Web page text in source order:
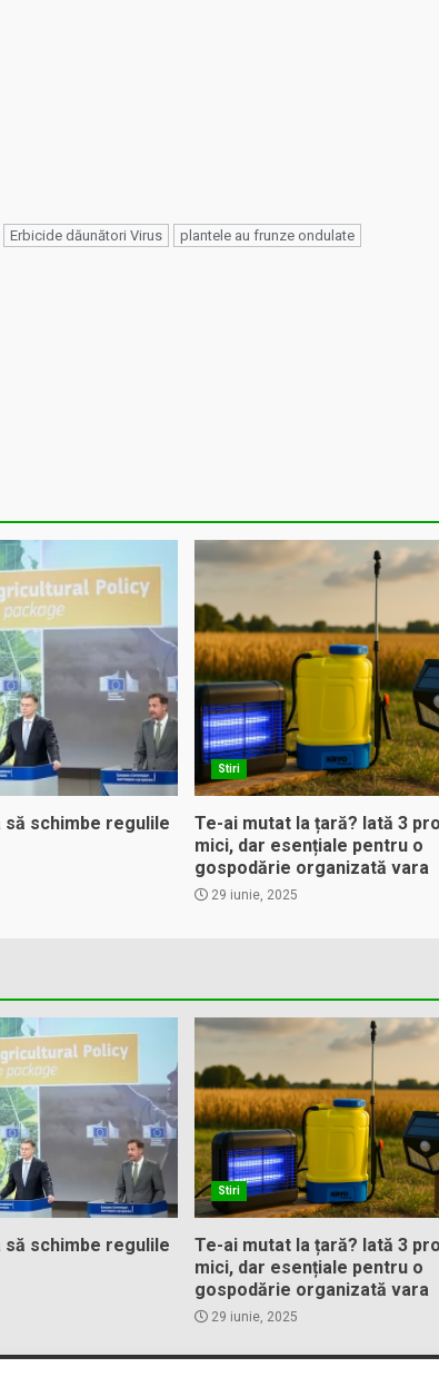
Erbicide dăunători Virus plantele au frunze ondulate
să schimbe regulile
Stiri
Te-ai mutat la țară? Iată 3
mici, dar esențiale pentru o
gospodărie organizată vara
29 iunie, 2025
să schimbe regulile
Stiri
Te-ai mutat la țară? Iată 3
mici, dar esențiale pentru o
gospodărie organizată vara
29 iunie, 2025